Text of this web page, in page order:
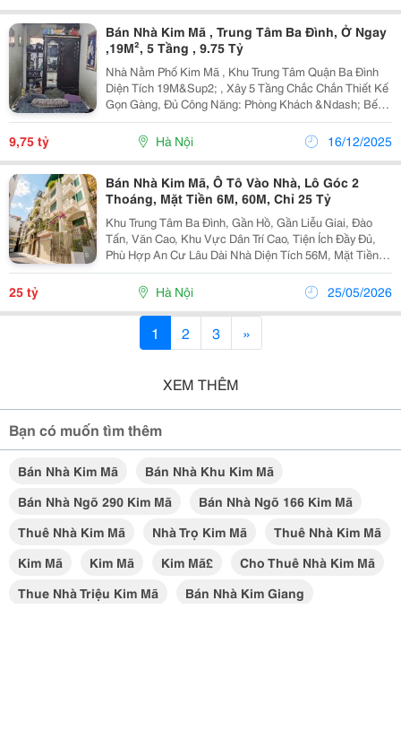
Bán Nhà Kim Mã , Trung Tâm Ba Đình, Ở Ngay
,19M², 5 Tầng , 9.75 Tỷ
Nhà Nằm Phố Kim Mã , Khu Trung Tâm Quận Ba Đình
Diện Tích 19M&Sup2; , Xây 5 Tầng Chắc Chắn Thiết Kế
Gọn Gàng, Đủ Công Năng: Phòng Khách &Ndash; Bếp
&Ndash; Nhiều Phòng Ngủ &Ndash; Phòng Thờ
&Ndash; Sân Phơi Khu Dân Trí Cao, An Ninh...
9,75 tỷ Hà Nội 16/12/2025
Bán Nhà Kim Mã, Ô Tô Vào Nhà, Lô Góc 2
Thoáng, Mặt Tiền 6M, 60M, Chỉ 25 Tỷ
Khu Trung Tâm Ba Đình, Gần Hồ, Gần Liễu Giai, Đào
Tấn, Văn Cao, Khu Vực Dân Trí Cao, Tiện Ích Đầy Đủ,
Phù Hợp An Cư Lâu Dài Nhà Diện Tích 56M, Mặt Tiền
6.5M Rộng Hiếm Đẹp, Lô Góc 2 Mặt Thoáng Cực Sáng,
Ô Tô Vào Nhà Thuận Tiện, Công Năng Sử Dụng Tối...
25 tỷ Hà Nội 25/05/2026
1 2 3 »
XEM THÊM
Bạn có muốn tìm thêm
Bán Nhà Kim Mã
Bán Nhà Khu Kim Mã
Bán Nhà Ngõ 290 Kim Mã
Bán Nhà Ngõ 166 Kim Mã
Thuê Nhà Kim Mã
Nhà Trọ Kim Mã
Thuê Nhà Kim Mã
Kim Mã
Kim Mã Kim Mã£
Cho Thuê Nhà Kim Mã
Thue Nhà Triệu Kim Mã
Bán Nhà Kim Giang